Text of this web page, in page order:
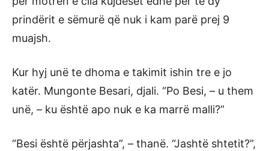
prindërit e sëmurë që nuk i kam parë prej 9
muajsh.
Kur hyj unë te dhoma e takimit ishin tre e jo
katër. Mungonte Besari, djali. “Po Besi, – u them
unë, – ku është apo nuk e ka marrë malli?”
“Besi është përjashta”, – thanë. “Jashtë shtetit?”,